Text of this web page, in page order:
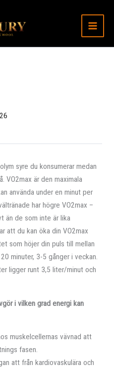
syre du konsumerar medan
VO2max är den maximala
använda under en minut per
har högre VO2max –
än de som inte är lika
att du kan öka din VO2max
som höjer din puls till mellan
minuter, 3-5 gånger i veckan.
ligger runt 3,5 liter/minut och
i vilken grad energi kan
muskelcellernas vävnad att
fasen.
att från kardiovaskulära och